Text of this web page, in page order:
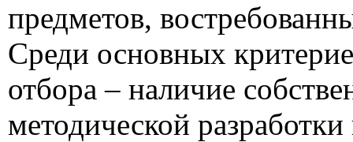
предметов,
Среди основных
отбора – наличие
методической